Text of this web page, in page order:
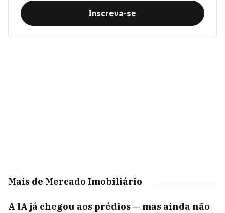
Inscreva-se
Mais de Mercado Imobiliário
A IA já chegou aos prédios — mas ainda não